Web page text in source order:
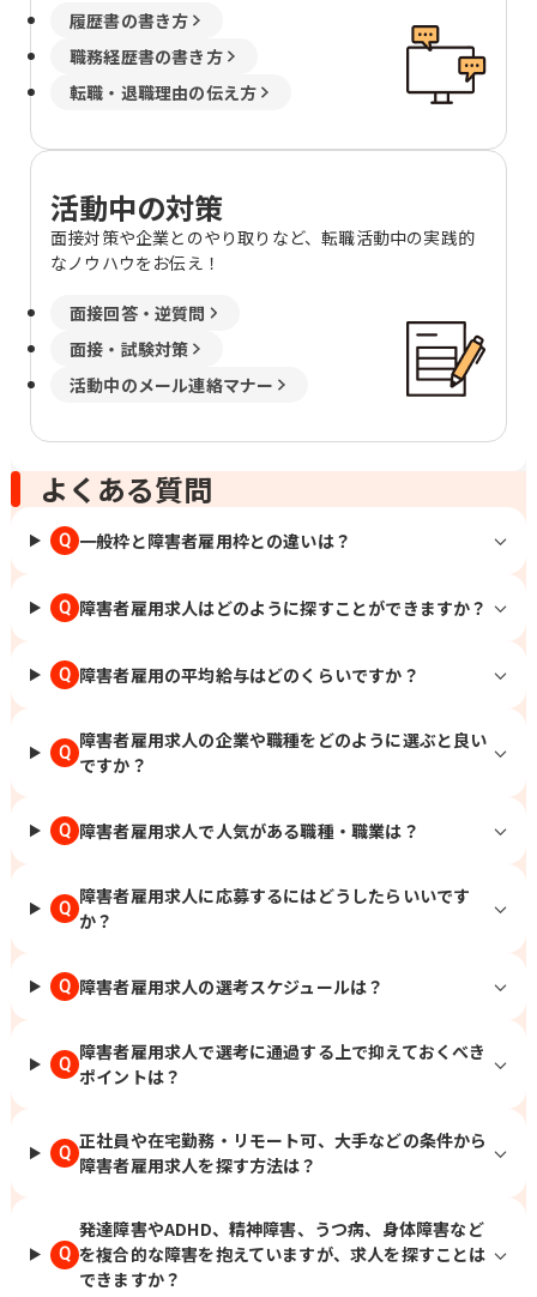
治安田生命大分ビル2階 （変更の範囲）
会社の定める場所 / 北千住、千住大橋、
東池袋、立川、町田、新横浜、北新横
浜、京急川崎、川崎、伊勢佐木長者町、
木更津、祇園、京成船橋、船橋、柏、北
柏、京成成田、成田、旭川、苫小牧、青
葉、市役所前、函館、釧路、東釧路、本
八戸、小中野、山形、北山形、郡山、郡
研究学園、つくば、太田、韮川、新潟、
白山、富山、金沢、北鉄金沢、福井、長
野、権堂、松本、北松本、静岡、日吉
町、沼津、大岡、名古屋、近鉄名古屋、
鉄四日市、三宮・花時計前、神戸三宮、
近鉄奈良、奈良、和歌山市、紀和、鳥
取、津ノ井、松江、松江しんじ湖温泉、
関、門司港、徳島、阿波富田、大橋通、
履歴書の書き方
職務経歴書の書き方
転職・退職理由の伝え方
活動中の対策
面接対策や企業とのやり取りなど、転職活動中の実践的
なノウハウをお伝え！
面接回答・逆質問
面接・試験対策
活動中のメール連絡マナー
よくある質問
Q 一般枠と障害者雇用枠との違いは？
Q 障害者雇用求人はどのように探すことができますか？
Q 障害者雇用の平均給与はどのくらいですか？
Q
障害者雇用求人の企業や職種をどのように選ぶと良い
ですか？
Q 障害者雇用求人で人気がある職種・職業は？
Q
障害者雇用求人に応募するにはどうしたらいいです
か？
Q 障害者雇用求人の選考スケジュールは？
Q
障害者雇用求人で選考に通過する上で抑えておくべき
ポイントは？
Q
正社員や在宅勤務・リモート可、大手などの条件から
障害者雇用求人を探す方法は？
Q
発達障害やADHD、精神障害、うつ病、身体障害など
を複合的な障害を抱えていますが、求人を探すことは
できますか？